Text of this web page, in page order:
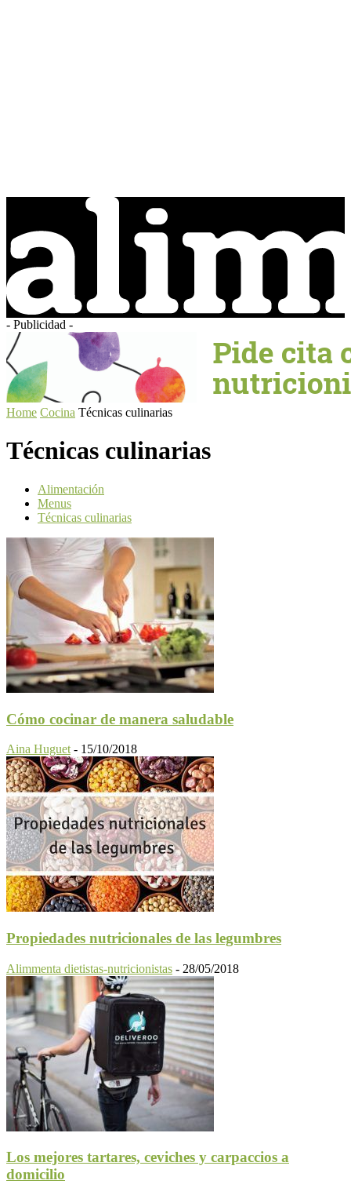
- Publicidad -
Home Cocina Técnicas culinarias
Técnicas culinarias
Alimentación
Menus
Técnicas culinarias
Cómo cocinar de manera saludable
Aina Huguet - 15/10/2018
Propiedades nutricionales de las legumbres
Alimmenta dietistas-nutricionistas - 28/05/2018
Los mejores tartares, ceviches y carpaccios a
domicilio